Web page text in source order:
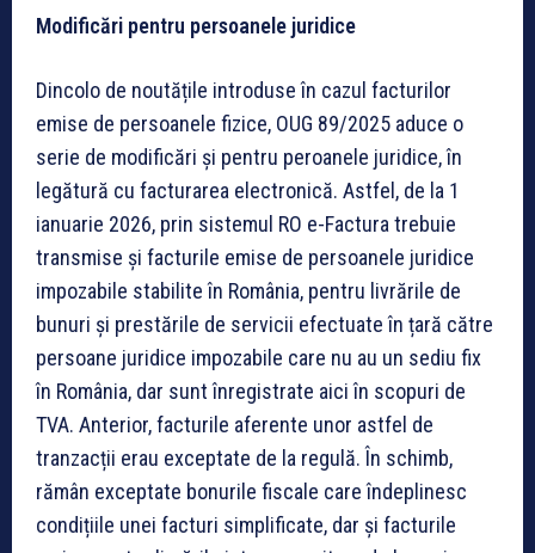
Modificări pentru persoanele juridice
Dincolo de noutățile introduse în cazul facturilor
emise de persoanele fizice, OUG 89/2025 aduce o
serie de modificări și pentru peroanele juridice, în
legătură cu facturarea electronică. Astfel, de la 1
ianuarie 2026, prin sistemul RO e-Factura trebuie
transmise și facturile emise de persoanele juridice
impozabile stabilite în România, pentru livrările de
bunuri și prestările de servicii efectuate în țară către
persoane juridice impozabile care nu au un sediu fix
în România, dar sunt înregistrate aici în scopuri de
TVA. Anterior, facturile aferente unor astfel de
tranzacții erau exceptate de la regulă. În schimb,
rămân exceptate bonurile fiscale care îndeplinesc
condițiile unei facturi simplificate, dar și facturile